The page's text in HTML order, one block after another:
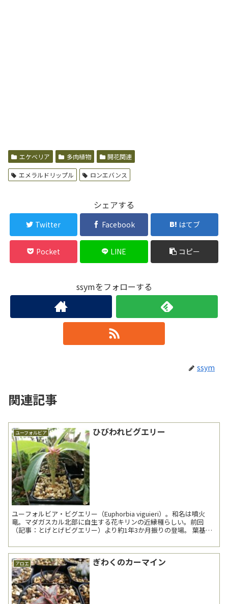
エケベリア 多肉植物 開花関連
エメラルドリップル ロンエバンス
シェアする
Twitter Facebook はてブ
Pocket LINE コピー
ssymをフォローする
ssym
関連記事
ユーフォルビア ひびわれビグエリー
ユーフォルビア・ビグエリー（Euphorbia viguieri）。和名は噴火
竜。マダガスカル北部に自生する花キリンの近縁種らしい。前回
（記事：とげとげビグエリー）より約1年3か月振りの登場。 葉基の
アロエ ぎわくのカーマイン